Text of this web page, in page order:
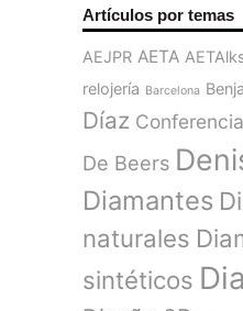
Artículos por temas
AEJPR AETA
relojería Barcelona
Díaz
De Beers
Diamantes
naturales
sintéticos